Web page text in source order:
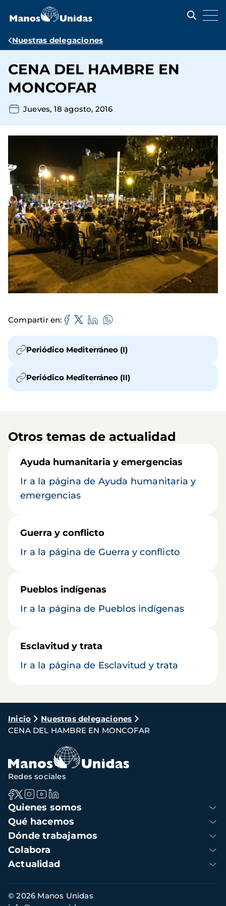
contenido
Ruta
navegación
Nuestras delegaciones
CENA DEL HAMBRE EN
MONCOFAR
Jueves, 18 agosto, 2016
Compartir en
Periódico Mediterráneo (I)
Periódico Mediterráneo (II)
Otros temas de actualidad
Ayuda humanitaria y emergencias
Ir a la página de Ayuda humanitaria y
emergencias
Guerra y conflicto
Ir a la página de Guerra y conflicto
Pueblos indígenas
Ir a la página de Pueblos indígenas
Esclavitud y trata
Ir a la página de Esclavitud y trata
Ruta
de
navegación
Inicio
Nuestras delegaciones
CENA DEL HAMBRE EN MONCOFAR
Navegación
principal
Quienes somos
Qué hacemos
Dónde trabajamos
Colabora
Actualidad
Redes sociales
Información
© 2026 Manos Unidas